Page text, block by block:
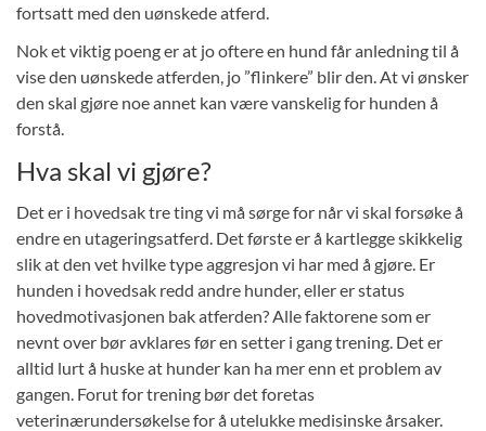
fortsatt med den uønskede atferd.
Nok et viktig poeng er at jo oftere en hund får anledning til å
vise den uønskede atferden, jo ”flinkere” blir den. At vi ønsker
den skal gjøre noe annet kan være vanskelig for hunden å
forstå.
Hva skal vi gjøre?
Det er i hovedsak tre ting vi må sørge for når vi skal forsøke å
endre en utageringsatferd. Det første er å kartlegge skikkelig
slik at den vet hvilke type aggresjon vi har med å gjøre. Er
hunden i hovedsak redd andre hunder, eller er status
hovedmotivasjonen bak atferden? Alle faktorene som er
nevnt over bør avklares før en setter i gang trening. Det er
alltid lurt å huske at hunder kan ha mer enn et problem av
gangen. Forut for trening bør det foretas
veterinærundersøkelse for å utelukke medisinske årsaker.